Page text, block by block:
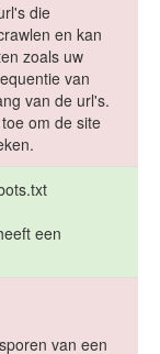
die
en kan
zoals uw
van
van de url's.
om de site
een
van een